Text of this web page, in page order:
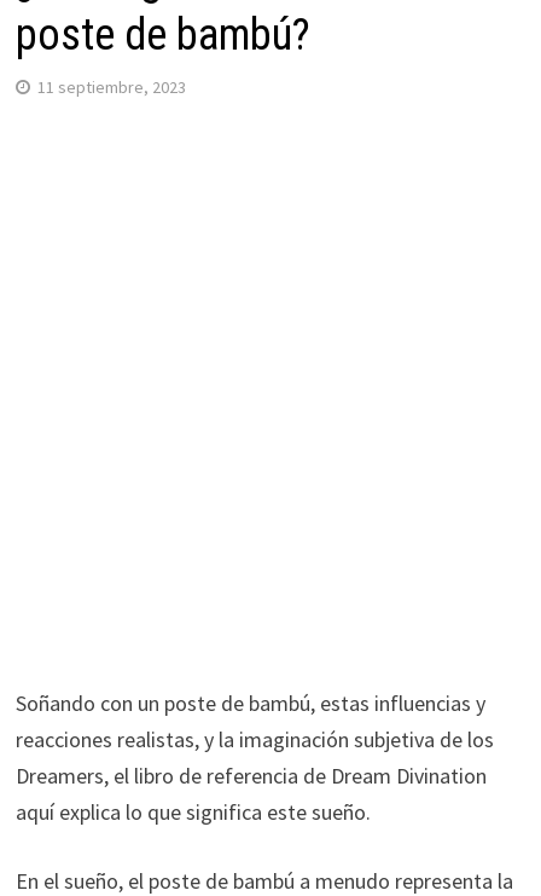
poste de bambú?
11 septiembre, 2023
Soñando con un poste de bambú, estas influencias y
reacciones realistas, y la imaginación subjetiva de los
Dreamers, el libro de referencia de Dream Divination
aquí explica lo que significa este sueño.
En el sueño, el poste de bambú a menudo representa la